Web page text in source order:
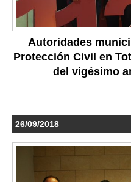
Autoridades
Protección Civil en
del vigésimo
26/09/2018